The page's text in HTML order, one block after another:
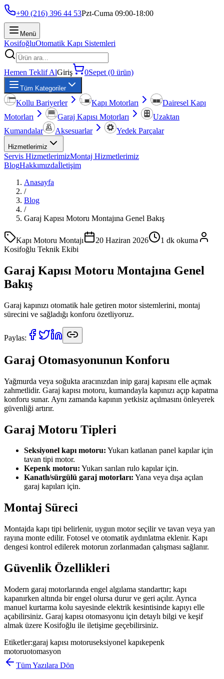
+90 (216) 396 44 53Pzt-Cuma 09:00-18:00
Menü
KosifoğluOtomatik Kapı Sistemleri
Hemen Teklif AlGiriş 0Sepet (0 ürün)
Tüm Kategoriler
Kollu Bariyerler Kapı Motorları
Dairesel Kapı
Motorları
Garaj Kapısı Motorları
Uzaktan
Kumandalar
Aksesuarlar Yedek Parçalar
Hizmetlerimiz
Servis HizmetlerimizMontaj Hizmetlerimiz
BlogHakkımızdaİletişim
Anasayfa
/
Blog
/
Garaj Kapısı Motoru Montajına Genel Bakış
Kapı Motoru Montajı 20 Haziran 2026 1 dk okuma
Kosifoğlu Teknik Ekibi
Garaj Kapısı Motoru Montajına Genel
Bakış
Garaj kapınızı otomatik hale getiren motor sistemlerini, montaj
sürecini ve sağladığı konforu özetliyoruz.
Paylas:
Garaj Otomasyonunun Konforu
Yağmurda veya soğukta aracınızdan inip garaj kapısını elle açmak
zahmetlidir. Garaj kapısı motoru, kumandayla kapınızı açıp kapatma
konforu sunar. Aynı zamanda kapının yetkisiz açılmasını önleyerek
güvenliği artırır.
Garaj Motoru Tipleri
Seksiyonel kapı motoru: Yukarı katlanan panel kapılar için
tavan tipi motor.
Kepenk motoru: Yukarı sarılan rulo kapılar için.
Kanatlı/sürgülü garaj motorları: Yana veya dışa açılan
garaj kapıları için.
Montaj Süreci
Montajda kapı tipi belirlenir, uygun motor seçilir ve tavan veya yan
rayına monte edilir. Fotosel ve otomatik aydınlatma eklenir. Kapı
dengesi kontrol edilerek motorun zorlanmadan çalışması sağlanır.
Güvenlik Özellikleri
Modern garaj motorlarında engel algılama standarttır; kapı
kapanırken altında bir engel olursa durur ve geri açılır. Ayrıca
manuel kurtarma kolu sayesinde elektrik kesintisinde kapıyı elle
açabilirsiniz. Garaj kapısı otomasyonu için detaylı bilgi ve keşif
almak üzere Kosifoğlu ile iletişime geçebilirsiniz.
Etiketler:garaj kapısı motoruseksiyonel kapıkepenk
motoruotomasyon
Tüm Yazılara Dön